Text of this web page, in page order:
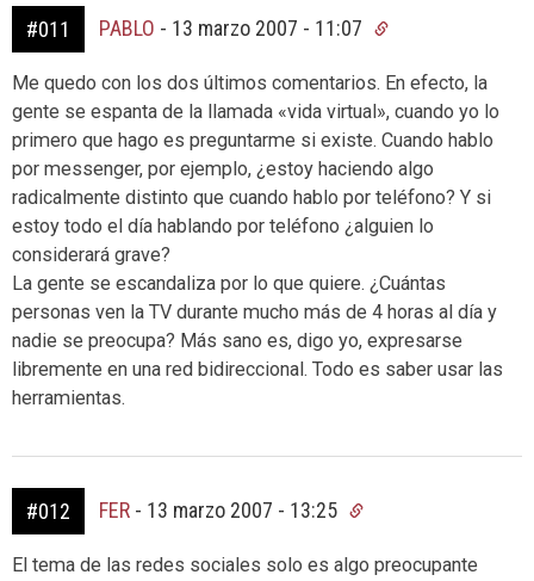
#011 PABLO - 13 marzo 2007 - 11:07
Me quedo con los dos últimos comentarios. En efecto, la
gente se espanta de la llamada «vida virtual», cuando yo lo
primero que hago es preguntarme si existe. Cuando hablo
por messenger, por ejemplo, ¿estoy haciendo algo
radicalmente distinto que cuando hablo por teléfono? Y si
estoy todo el día hablando por teléfono ¿alguien lo
considerará grave?
La gente se escandaliza por lo que quiere. ¿Cuántas
personas ven la TV durante mucho más de 4 horas al día y
nadie se preocupa? Más sano es, digo yo, expresarse
libremente en una red bidireccional. Todo es saber usar las
herramientas.
#012 FER - 13 marzo 2007 - 13:25
El tema de las redes sociales solo es algo preocupante